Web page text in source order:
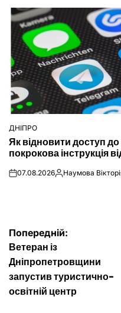
ОПУБЛІКУВАТИ
У
ДНІПРО
Як відновити доступ
покрокова інструкція
on07.08.2026Опубліковано
Наумова
Навігація
записів
Попередній:
Ветеран із
Дніпропетровщини
запустив туристично-
освітній центр